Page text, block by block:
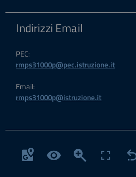
Indirizzi Email
PEC:
rmps31000p@pec.istruzione.it
Email:
rmps31000p@istruzione.it